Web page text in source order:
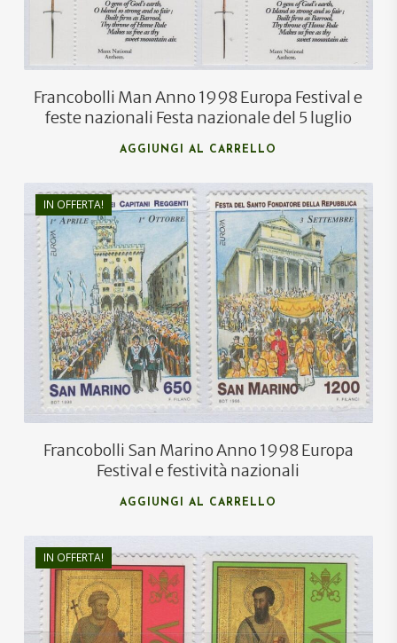
Francobolli Man Anno 1998 Europa Festival e
feste nazionali Festa nazionale del 5 luglio
AGGIUNGI AL CARRELLO
IN OFFERTA!
€1,80
€1,10
Francobolli San Marino Anno 1998 Europa
Festival e festività nazionali
AGGIUNGI AL CARRELLO
IN OFFERTA!
€2,20